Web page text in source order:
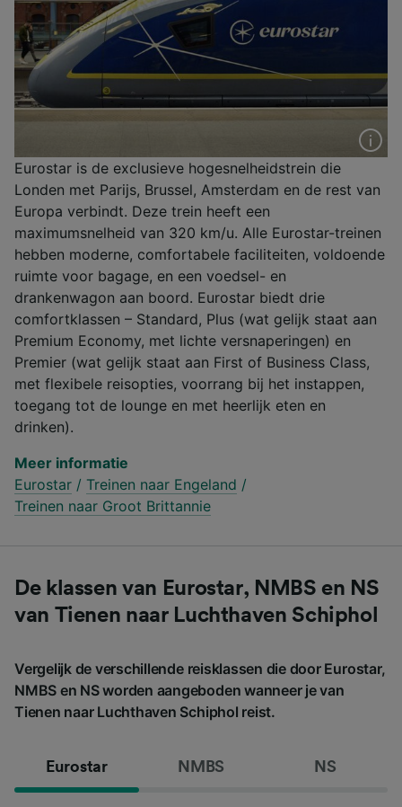
Eurostar is de exclusieve hogesnelheidstrein die
Londen met Parijs, Brussel, Amsterdam en de rest van
Europa verbindt. Deze trein heeft een
maximumsnelheid van 320 km/u. Alle Eurostar-treinen
hebben moderne, comfortabele faciliteiten, voldoende
ruimte voor bagage, en een voedsel- en
drankenwagon aan boord. Eurostar biedt drie
comfortklassen – Standard, Plus (wat gelijk staat aan
Premium Economy, met lichte versnaperingen) en
Premier (wat gelijk staat aan First of Business Class,
met flexibele reisopties, voorrang bij het instappen,
toegang tot de lounge en met heerlijk eten en
drinken).
Meer informatie
Eurostar / Treinen naar Engeland /
Treinen naar Groot Brittannie
De klassen van Eurostar, NMBS en NS
van Tienen naar Luchthaven Schiphol
Vergelijk de verschillende reisklassen die door Eurostar,
NMBS en NS worden aangeboden wanneer je van
Tienen naar Luchthaven Schiphol reist.
Eurostar NMBS NS